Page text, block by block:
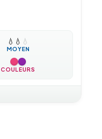
💧 💧 💧
MOYEN
COULEURS